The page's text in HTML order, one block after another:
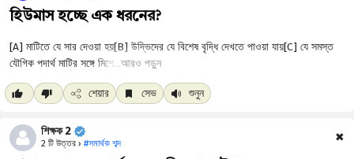
হিউমাস হচ্ছে এক ধরনের?
আরও পড়ুন
শেয়ার সেভ শুনুন
শিক্ষক 2
2 টি উত্তর › #সমার্থক শব্দ ✖